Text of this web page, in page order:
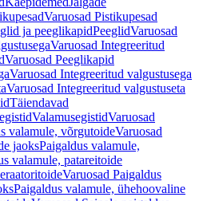
Varuosad Pistikupesad
ja peeglikapidPeeglidVaruosad
Varuosad Integreeritud
Varuosad Peeglikapid
Varuosad Integreeritud valgustusega
Varuosad Integreeritud valgustuseta
Täiendavad
ValamusegistidVaruosad
valamule, võrgutoideVaruosad
jaoksPaigaldus valamule,
valamule, patareitoide
Varuosad Paigaldus
Paigaldus valamule, ühehoovaline